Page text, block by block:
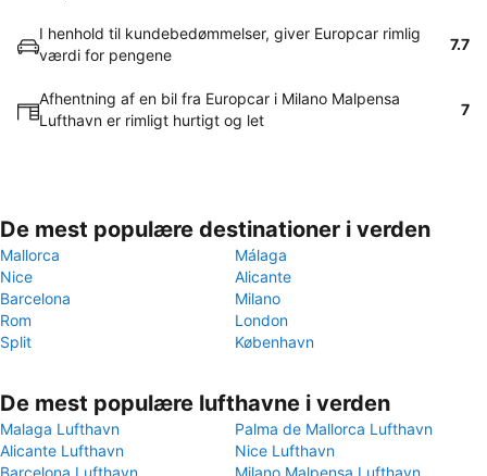
I henhold til kundebedømmelser, giver Europcar rimlig
værdi for pengene
7.7
Afhentning af en bil fra Europcar i Milano Malpensa
Lufthavn er rimligt hurtigt og let
7
De mest populære destinationer i verden
Mallorca
Málaga
Nice
Alicante
Barcelona
Milano
Rom
London
Split
København
De mest populære lufthavne i verden
Malaga Lufthavn
Palma de Mallorca Lufthavn
Alicante Lufthavn
Nice Lufthavn
Barcelona Lufthavn
Milano Malpensa Lufthavn